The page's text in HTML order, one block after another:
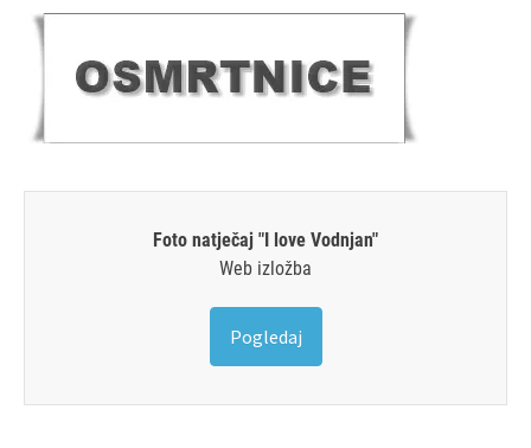
Foto natječaj "I love Vodnjan"
Web izložba
Pogledaj